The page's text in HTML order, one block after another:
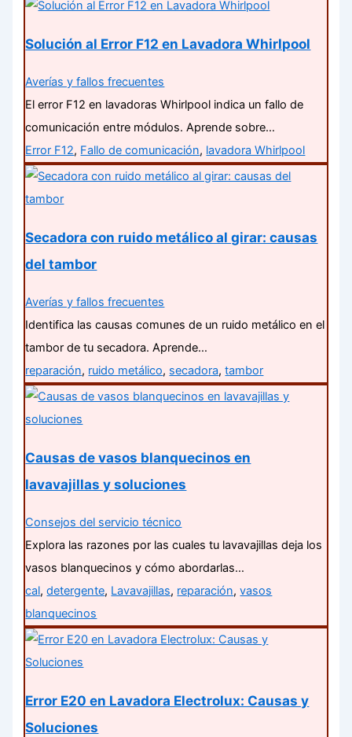
Solución al Error F12 en Lavadora Whirlpool
Averías y fallos frecuentes
El error F12 en lavadoras Whirlpool indica un fallo de
comunicación entre módulos. Aprende sobre…
Error F12, Fallo de comunicación, lavadora Whirlpool
Secadora con ruido metálico al girar: causas
del tambor
Averías y fallos frecuentes
Identifica las causas comunes de un ruido metálico en el
tambor de tu secadora. Aprende…
reparación, ruido metálico, secadora,tambor
Causas de vasos blanquecinos en
lavavajillas y soluciones
Consejos del servicio técnico
Explora las razones por las cuales tu lavavajillas deja los
vasos blanquecinos y cómo abordarlas…
cal,detergente, Lavavajillas, reparación,vasos
blanquecinos
Error E20 en Lavadora Electrolux: Causas y
Soluciones